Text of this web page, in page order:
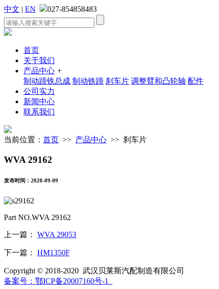
中文 | EN 027-854858483
首页
关于我们
产品中心 +
制动蹄铁总成 制动铁蹄 刹车片 调整臂和凸轮轴 配件
公司实力
新闻中心
联系我们
当前位置： 首页 >> 产品中心 >> 刹车片
WVA 29162
发布时间：2020-09-09
Part NO.WVA 29162
上一篇： WVA 29053
下一篇： HM1350F
Copyright © 2018-2020 武汉贝莱斯汽配制造有限公司
备案号：鄂ICP备20007160号-1